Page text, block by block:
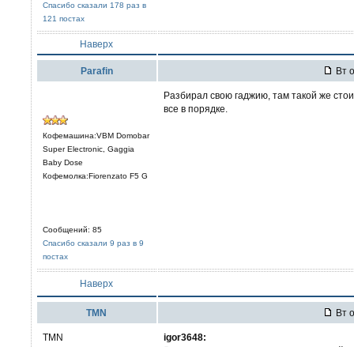
Спасибо сказали 178 раз в
121 постах
Наверх
Parafin Вт
Кофемашина:VBM Domobar
Super Electronic, Gaggia
Baby Dose
Кофемолка:Fiorenzato F5 G
Сообщений: 85
Спасибо сказали 9 раз в 9
постах
Разбирал свою гаджию, там такой же
все в порядке.
Наверх
TMN Вт
TMN
igor3648: